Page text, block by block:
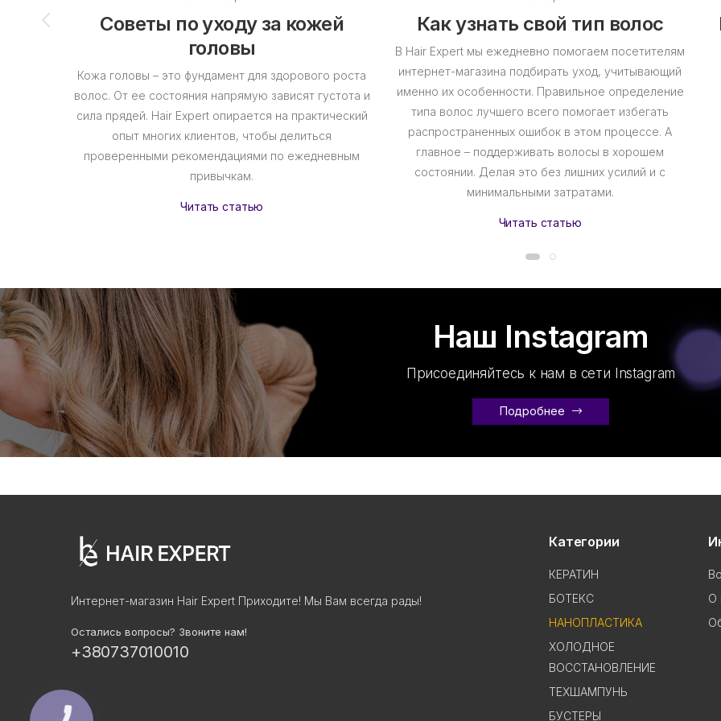
Советы по уходу за кожей
головы
Кожа головы – это фундамент для здорового роста
волос. От ее состояния напрямую зависят густота и
сила прядей. Hair Expert опирается на практический
опыт многих клиентов, чтобы делиться
проверенными рекомендациями по ежедневным
привычкам.
Читать статью
Как узнать свой тип волос
В Hair Expert мы ежедневно помогаем посетителям
интернет-магазина подбирать уход, учитывающий
именно их особенности. Правильное определение
типа волос лучшего всего помогает избегать
распространенных ошибок в этом процессе. А
главное – поддерживать волосы в хорошем
состоянии. Делая это без лишних усилий и с
минимальными затратами.
Читать статью
Наш Instagram
Присоединяйтесь к нам в сети Instagram
Подробнее
Интернет-магазин Hair Expert Приходите! Мы Вам всегда рады!
Остались вопросы? Звоните нам!
+380737010010
Категории
КЕРАТИН
БОТЕКС
НАНОПЛАСТИКА
ХОЛОДНОЕ
ВОССТАНОВЛЕНИЕ
ТЕХШАМПУНЬ
БУСТЕРЫ
О